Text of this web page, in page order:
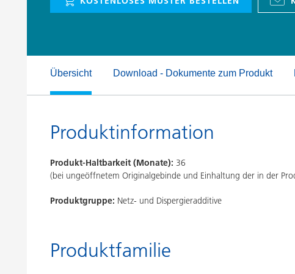
Druckfarben
Übersicht Download - Dokumente zum Produkt
Produktinformation
Produkt-Haltbarkeit (Monate): 36
(bei ungeöffnetem Originalgebinde und Einhaltung der in der
Produktgruppe: Netz- und Dispergieradditive
Produktfamilie